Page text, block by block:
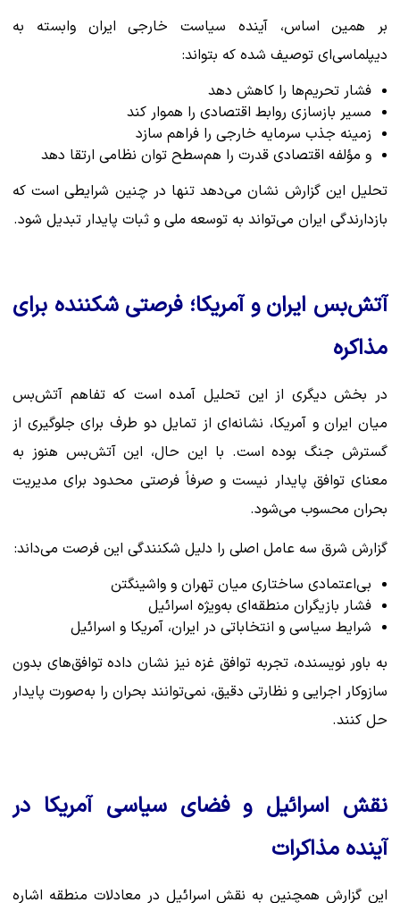
بر همین اساس، آینده سیاست خارجی ایران وابسته به
دیپلماسی‌ای توصیف شده که بتواند:
فشار تحریم‌ها را کاهش دهد
مسیر بازسازی روابط اقتصادی را هموار کند
زمینه جذب سرمایه خارجی را فراهم سازد
و مؤلفه اقتصادی قدرت را هم‌سطح توان نظامی ارتقا دهد
تحلیل این گزارش نشان می‌دهد تنها در چنین شرایطی است که
بازدارندگی ایران می‌تواند به توسعه ملی و ثبات پایدار تبدیل شود.
آتش‌بس ایران و آمریکا؛ فرصتی شکننده برای
مذاکره
در بخش دیگری از این تحلیل آمده است که تفاهم آتش‌بس
میان ایران و آمریکا، نشانه‌ای از تمایل دو طرف برای جلوگیری از
گسترش جنگ بوده است. با این حال، این آتش‌بس هنوز به
معنای توافق پایدار نیست و صرفاً فرصتی محدود برای مدیریت
بحران محسوب می‌شود.
گزارش شرق سه عامل اصلی را دلیل شکنندگی این فرصت می‌داند:
بی‌اعتمادی ساختاری میان تهران و واشینگتن
فشار بازیگران منطقه‌ای به‌ویژه اسرائیل
شرایط سیاسی و انتخاباتی در ایران، آمریکا و اسرائیل
به باور نویسنده، تجربه توافق غزه نیز نشان داده توافق‌های بدون
سازوکار اجرایی و نظارتی دقیق، نمی‌توانند بحران را به‌صورت پایدار
حل کنند.
نقش اسرائیل و فضای سیاسی آمریکا در
آینده مذاکرات
این گزارش همچنین به نقش اسرائیل در معادلات منطقه اشاره